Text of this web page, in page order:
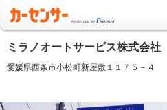
ミラノオートサービス株式会社
愛媛県西条市小松町新屋敷１１７５－４